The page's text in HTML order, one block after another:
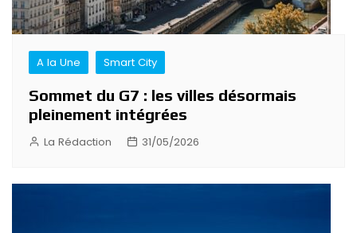
A la Une Smart City
Sommet du G7 : les villes désormais
pleinement intégrées
La Rédaction 31/05/2026